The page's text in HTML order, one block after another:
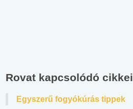
Rovat kapcsolódó cikkei
Egyszerű fogyókúrás tippek